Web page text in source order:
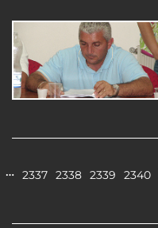
… 2337 2338 2339 2340